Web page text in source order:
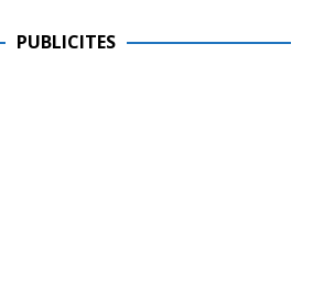
PUBLICITES